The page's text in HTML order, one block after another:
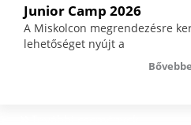
Junior Camp 2026
A Miskolcon megrendezésre
lehetőséget nyújt a